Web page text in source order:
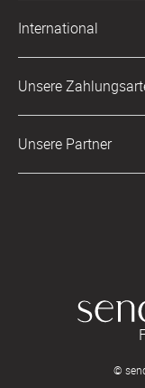
Impressum
AGB &
Zahlung &
Datenschutz
LLM's
Digitale
FAQ & Hilfe
International
Frankreich
Unsere
Unsere Partner
©